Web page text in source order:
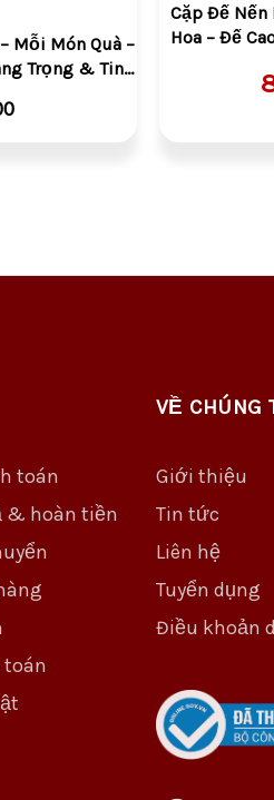
Mỗi Món Quà –
Trọng & Tinh
Cặp Đế Nến
Hoa – Đế
toán
& hoàn tiền
VỀ CHÚNG
Giới thiệu
Tin tức
Liên hệ
Tuyển dụng
Điều khoản